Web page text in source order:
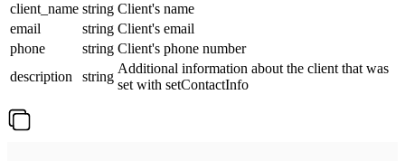
client_name string Client's name
email
string Client's email
phone
string Client's phone number
description
string
Additional information about the client that was
set with setContactInfo